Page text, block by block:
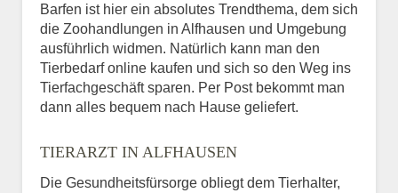
Barfen ist hier ein absolutes Trendthema, dem sich
die Zoohandlungen in Alfhausen und Umgebung
ausführlich widmen. Natürlich kann man den
Tierbedarf online kaufen und sich so den Weg ins
Tierfachgeschäft sparen. Per Post bekommt man
dann alles bequem nach Hause geliefert.
TIERARZT IN ALFHAUSEN
Die Gesundheitsfürsorge obliegt dem Tierhalter,